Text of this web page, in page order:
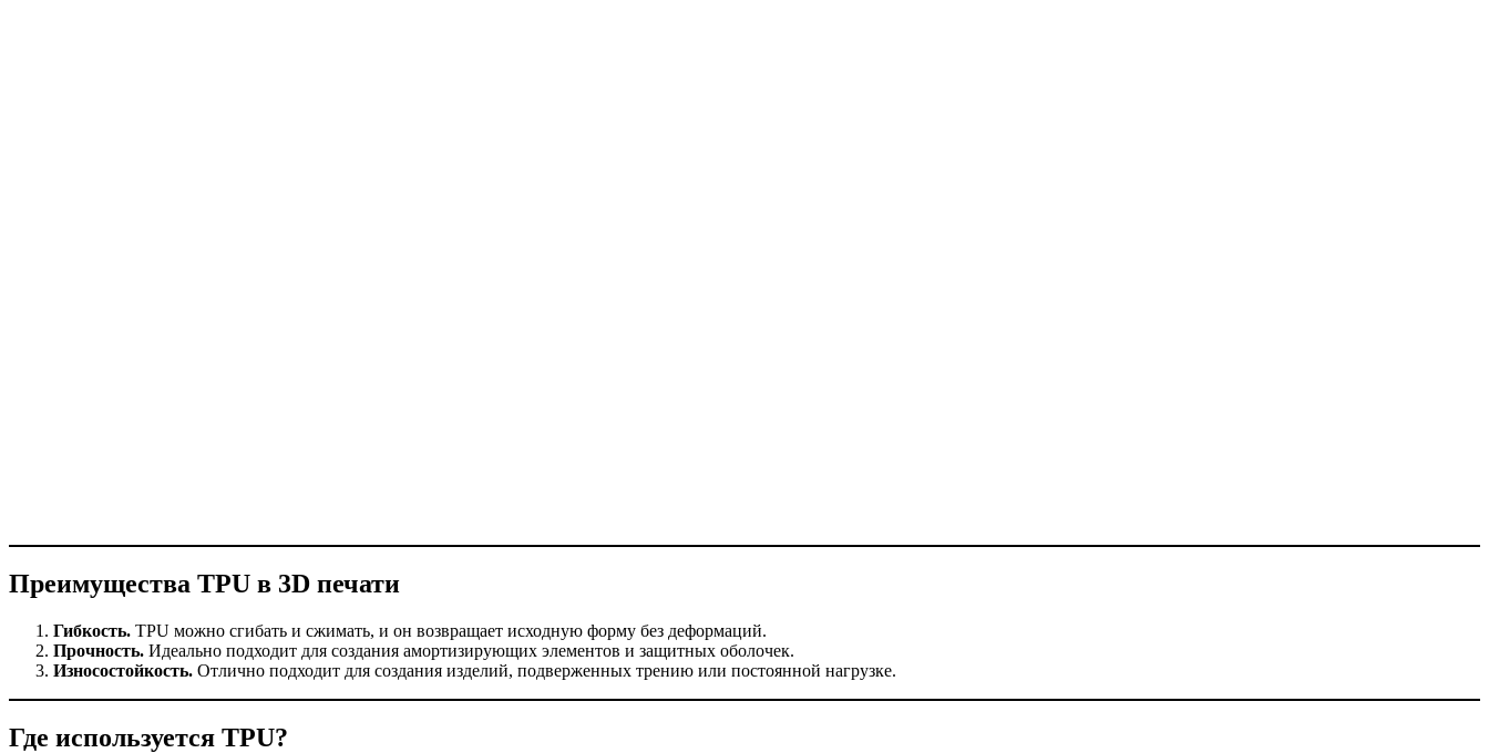
Преимущества TPU в 3D печати
Гибкость. TPU можно сгибать и сжимать, и он возвращает исходную форму без деформаций.
Прочность. Идеально подходит для создания амортизирующих элементов и защитных оболочек.
Износостойкость. Отлично подходит для создания изделий, подверженных трению или постоянной нагрузке.
Где используется TPU?